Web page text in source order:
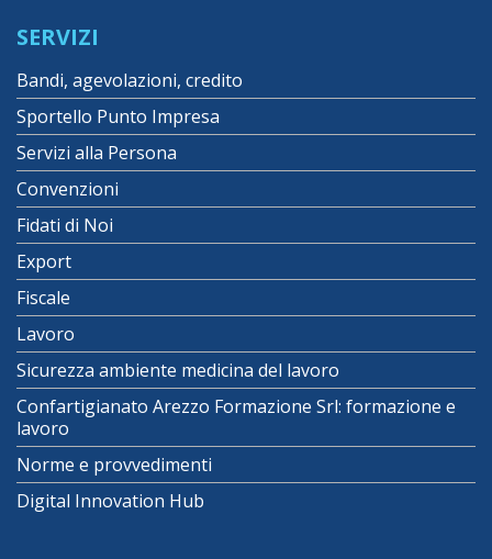
SERVIZI
Bandi, agevolazioni, credito
Sportello Punto Impresa
Servizi alla Persona
Convenzioni
Fidati di Noi
Export
Fiscale
Lavoro
Sicurezza ambiente medicina del lavoro
Confartigianato Arezzo Formazione Srl: formazione e
lavoro
Norme e provvedimenti
Digital Innovation Hub